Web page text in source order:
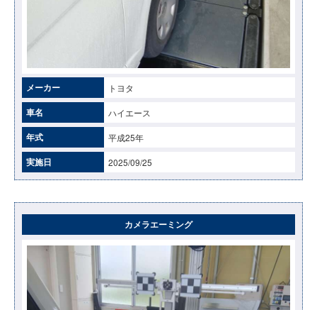
メーカー トヨタ
車名 ハイエース
年式 平成25年
実施日 2025/09/25
カメラエーミング